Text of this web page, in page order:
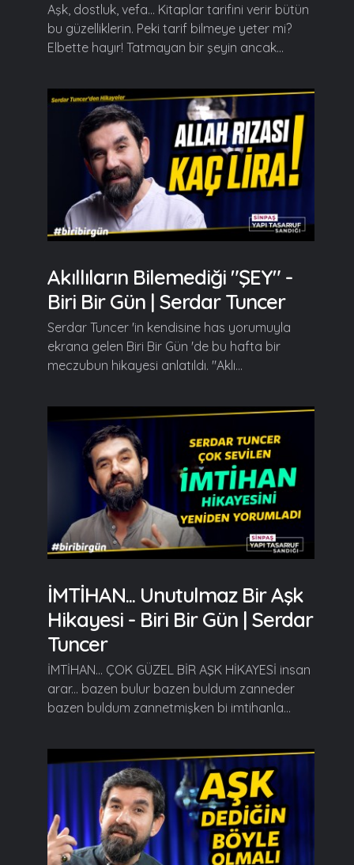
Aşk, dostluk, vefa... Kitaplar tarifini verir bütün
bu güzelliklerin. Peki tarif bilmeye yeter mi?
Elbette hayır! Tatmayan bir şeyin ancak...
Akıllıların Bilemediği "ŞEY" -
Biri Bir Gün | Serdar Tuncer
Serdar Tuncer 'in kendisine has yorumuyla
ekrana gelen Biri Bir Gün 'de bu hafta bir
meczubun hikayesi anlatıldı. "Aklı...
İMTİHAN... Unutulmaz Bir Aşk
Hikayesi - Biri Bir Gün | Serdar
Tuncer
İMTİHAN... ÇOK GÜZEL BİR AŞK HİKAYESİ insan
arar... bazen bulur bazen buldum zanneder
bazen buldum zannetmişken bi imtihanla...